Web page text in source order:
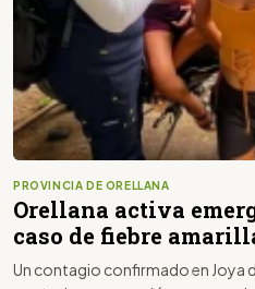
PROVINCIA DE ORELLANA
Orellana activa
caso de fiebre
Un contagio confirmado en Joya